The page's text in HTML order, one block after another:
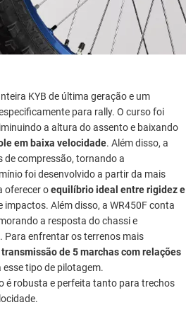
KYB de última geração e um
para rally. O curso foi
a altura do assento e baixando
em baixa velocidade. Além disso, a
compressão, tornando a
foi desenvolvido a partir da mais
oferecer oequilíbrio ideal entre rigidez e
Além disso, a WR450F conta
a resposta do chassi e
Para enfrentar os terrenos mais
transmissão de 5 marchas com relações
tipo de pilotagem.
é robusta e perfeita tanto para trechos